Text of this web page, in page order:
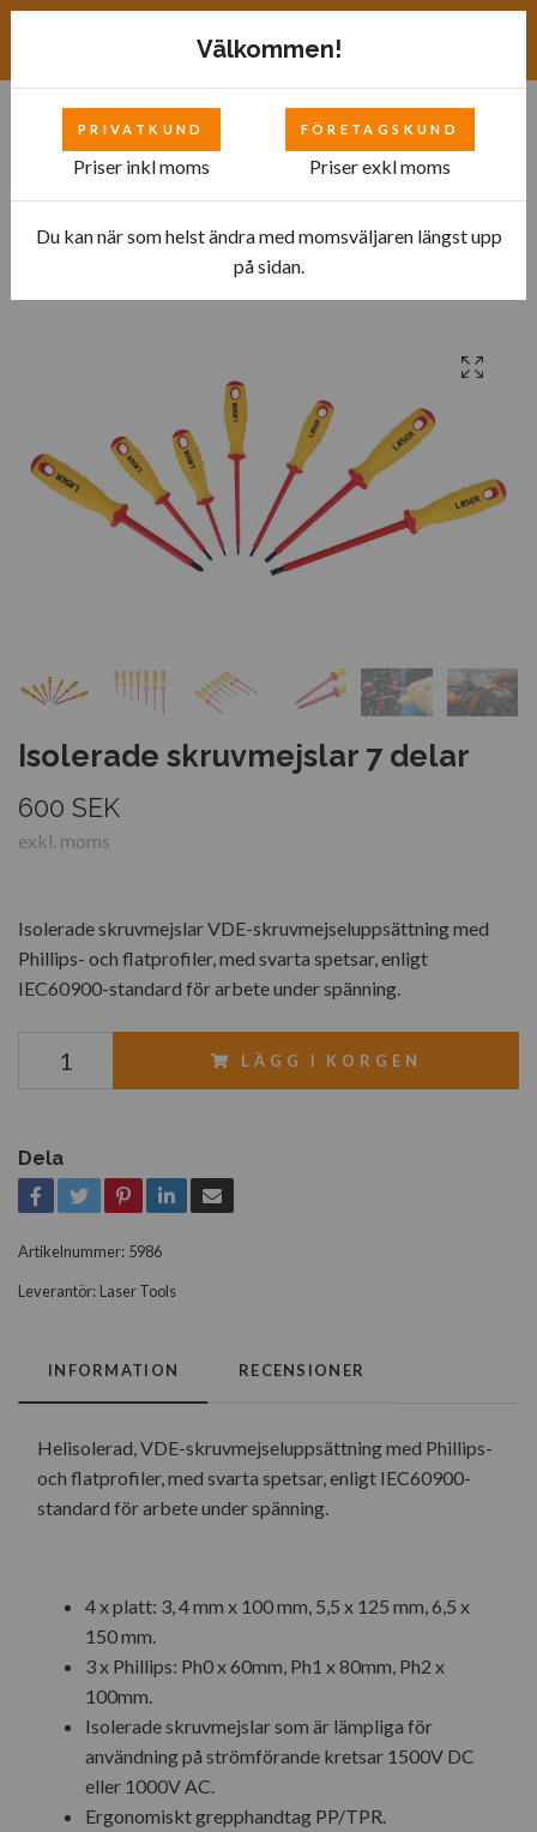
Verktyg till Hybrid- och Elfordon
Isolerade skruvmejslar 7 delar
Isolerade skruvmejslar 7 delar
600 SEK
exkl. moms
Isolerade skruvmejslar VDE-skruvmejseluppsättning med
Phillips- och flatprofiler, med svarta spetsar, enligt
IEC60900-standard för arbete under spänning.
LÄGG I KORGEN
Dela
Artikelnummer: 5986
Leverantör: Laser Tools
INFORMATION RECENSIONER
Helisolerad, VDE-skruvmejseluppsättning med Phillips-
och flatprofiler, med svarta spetsar, enligt IEC60900-
standard för arbete under spänning.
4 x platt: 3, 4 mm x 100 mm, 5,5 x 125 mm, 6,5 x
150 mm.
3 x Phillips: Ph0 x 60mm, Ph1 x 80mm, Ph2 x
100mm.
Isolerade skruvmejslar som är lämpliga för
användning på strömförande kretsar 1500V DC
eller 1000V AC.
Ergonomiskt grepphandtag PP/TPR.
Välkommen!
PRIVATKUND
Priser inkl moms
FÖRETAGSKUND
Priser exkl moms
Du kan när som helst ändra med momsväljaren längst upp
på sidan.